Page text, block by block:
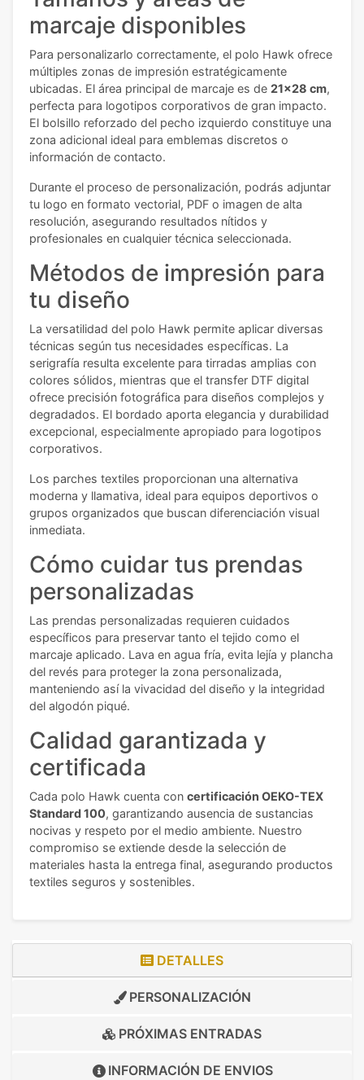
marcaje disponibles
Para personalizarlo correctamente, el polo Hawk ofrece
múltiples zonas de impresión estratégicamente
ubicadas. El área principal de marcaje es de 21x28 cm,
perfecta para logotipos corporativos de gran impacto.
El bolsillo reforzado del pecho izquierdo constituye una
zona adicional ideal para emblemas discretos o
información de contacto.
Durante el proceso de personalización, podrás adjuntar
tu logo en formato vectorial, PDF o imagen de alta
resolución, asegurando resultados nítidos y
profesionales en cualquier técnica seleccionada.
Métodos de impresión para
tu diseño
La versatilidad del polo Hawk permite aplicar diversas
técnicas según tus necesidades específicas. La
serigrafía resulta excelente para tirradas amplias con
colores sólidos, mientras que el transfer DTF digital
ofrece precisión fotográfica para diseños complejos y
degradados. El bordado aporta elegancia y durabilidad
excepcional, especialmente apropiado para logotipos
corporativos.
Los parches textiles proporcionan una alternativa
moderna y llamativa, ideal para equipos deportivos o
grupos organizados que buscan diferenciación visual
inmediata.
Cómo cuidar tus prendas
personalizadas
Las prendas personalizadas requieren cuidados
específicos para preservar tanto el tejido como el
marcaje aplicado. Lava en agua fría, evita lejía y plancha
del revés para proteger la zona personalizada,
manteniendo así la vivacidad del diseño y la integridad
del algodón piqué.
Calidad garantizada y
certificada
Cada polo Hawk cuenta con certificación OEKO-TEX
Standard 100, garantizando ausencia de sustancias
nocivas y respeto por el medio ambiente. Nuestro
compromiso se extiende desde la selección de
materiales hasta la entrega final, asegurando productos
textiles seguros y sostenibles.
DETALLES
PERSONALIZACIÓN
PRÓXIMAS ENTRADAS
INFORMACIÓN DE ENVIOS